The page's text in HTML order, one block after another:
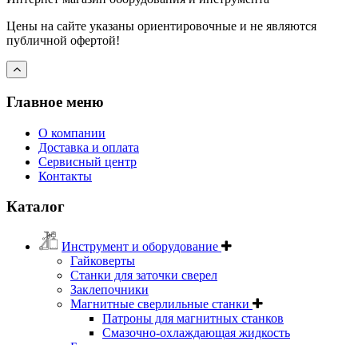
Цены на сайте указаны ориентировочные и не являются
публичной офертой!
Главное меню
О компании
Доставка и оплата
Сервисный центр
Контакты
Каталог
Инструмент и оборудование
Гайковерты
Станки для заточки сверел
Заклепочники
Магнитные сверлильные станки
Патроны для магнитных станков
Смазочно-охлаждающая жидкость